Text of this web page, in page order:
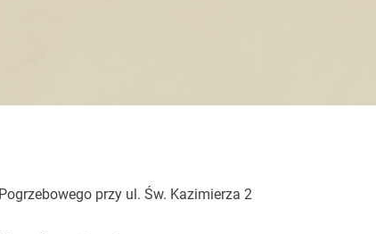
przy ul. Św. Kazimierza 2